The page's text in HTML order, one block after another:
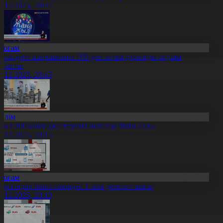
20:47
шыршасына 100-ден астам дарынды оқушы
20:43
200 колледж студенті шетелде білім алды
20:15
биыл жаңадан 1 млн депозит ашты
20:10